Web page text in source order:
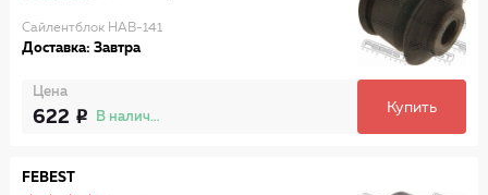
Сайлентблок HAB-141
Доставка: Завтра
Цена
622 В наличии
Купить
FEBEST